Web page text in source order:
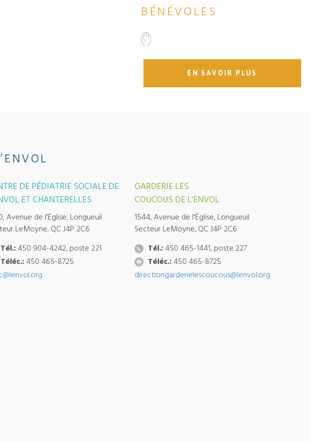
BÉNÉVOLES
EN SAVOIR PLUS
DE PÉDIATRIE SOCIALE DE
ET CHANTERELLES
Avenue de l'Église, Longueuil
LeMoyne, QC J4P 2C6
Tél.: 450 904-4242, poste 221
Téléc.: 450 465-8725
GARDERIE LES
COUCOUS DE L’ENVOL
1544, Avenue de l'Église, Longueuil
Secteur LeMoyne, QC J4P 2C6
Tél.:450 465-1441, poste 227
Téléc.:450 465-8725
directiongarderielescoucous@lenvol.org